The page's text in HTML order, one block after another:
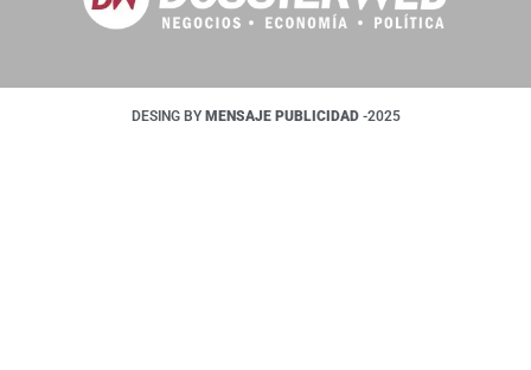
DESING BY MENSAJE PUBLICIDAD -2025